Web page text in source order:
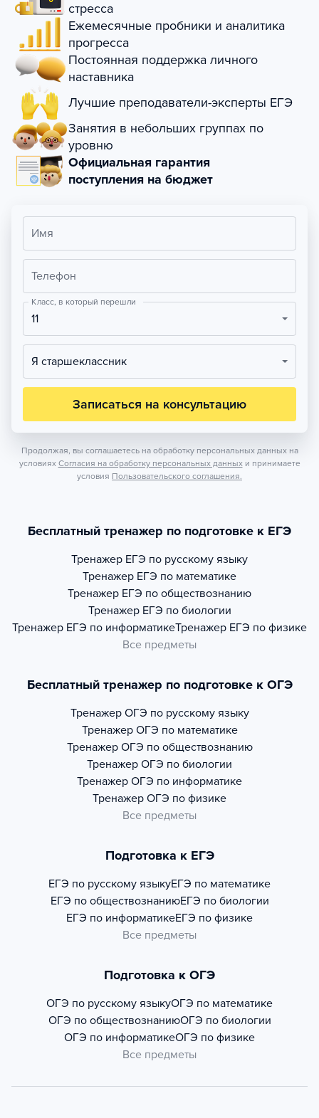
стресса
Ежемесячные пробники и аналитика
прогресса
Постоянная поддержка личного
наставника
Лучшие преподаватели-эксперты ЕГЭ
Занятия в небольших группах по
уровню
Официальная гарантия
поступления на бюджет
Имя
Телефон
Класс, в который перешли
11
Я старшеклассник
Записаться на консультацию
Продолжая, вы соглашаетесь на обработку персональных данных на
условиях Согласия на обработку персональных данных и принимаете
условия Пользовательского соглашения.
Бесплатный тренажер по подготовке к ЕГЭ
Тренажер ЕГЭ по русскому языку
Тренажер ЕГЭ по математике
Тренажер ЕГЭ по обществознанию
Тренажер ЕГЭ по биологии
Тренажер ЕГЭ по информатикеТренажер ЕГЭ по физике
Все предметы
Бесплатный тренажер по подготовке к ОГЭ
Тренажер ОГЭ по русскому языку
Тренажер ОГЭ по математике
Тренажер ОГЭ по обществознанию
Тренажер ОГЭ по биологии
Тренажер ОГЭ по информатике
Тренажер ОГЭ по физике
Все предметы
Подготовка к ЕГЭ
ЕГЭ по русскому языкуЕГЭ по математике
ЕГЭ по обществознаниюЕГЭ по биологии
ЕГЭ по информатикеЕГЭ по физике
Все предметы
Подготовка к ОГЭ
ОГЭ по русскому языкуОГЭ по математике
ОГЭ по обществознаниюОГЭ по биологии
ОГЭ по информатикеОГЭ по физике
Все предметы